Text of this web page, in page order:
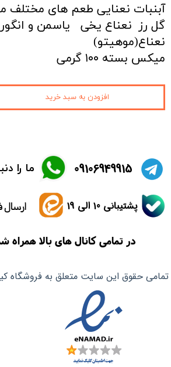
آبنبات نعنایی طعم های
گل رز نعناع یخی یاسمن و
نعناع(موهیتو)
میکس بسته ۱۰۰ گرمی
افزودن به سبد خرید
تمامی حقوق این سایت متعلق به فروشگاه
ما را ​09106949915
ارسال پشتیبانی 10 الی 19
در تمامی کانال های بالا همراه